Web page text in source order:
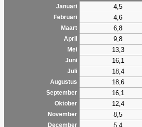
Januari
4,5
Februari 4,6
Maart 6,8
April 9,8
Mei 13,3
Juni 16,1
Juli 18,4
Augustus
18,6
September
16,1
Oktober
12,4
November
8,5
December
5,4